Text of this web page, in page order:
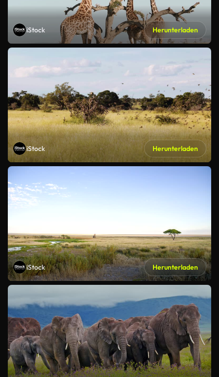
iStock Herunterladen
iStock Herunterladen
iStock Herunterladen